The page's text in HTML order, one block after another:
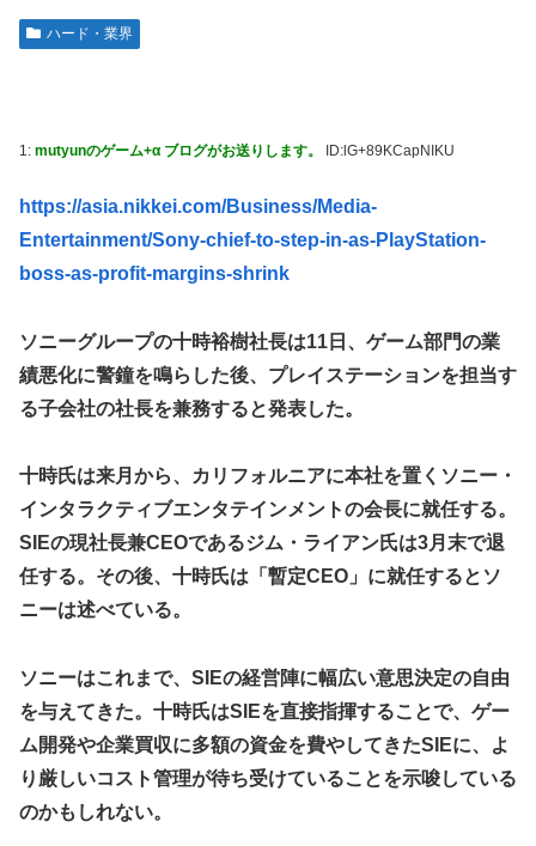
決定！最新の「発売日告知トレーラー」も公開！
実際『ゼルダ 時オカ』→『風タク』の時の空気感を知りた
【悲報】女さん、歩行者を轢いた挙句、道路に倒れてどえら
いことになってしまうw w w w w w w
海外「日本人はなんて気高いんだ！」 英高級紙も驚愕した
【画像】このLINEでなんで女が怒ってるのか分かんない奴
はモテない奴確定らしい←お前らは勿論わかるよ
な？？？？？？？
海外「日本なんて行くんじゃなかった…」 日本を知ってし
【艦これ】ひみつの通り道 他
LIAR GAME -ライアーゲーム- 第17話 感想：秋山さんの逆
転の策がバレちゃった！
しまうｗｗｗｗｗｗ
ものがふえてる…」
【悲報】人気プロゲーマーと結婚したグラドル、息子の「自
閉スペクトラム症」診断にショックで泣く
海外「全部日本の真似だったのか…」 日本の普通のテレビ
番組が最新SNSの数十年先を行っていたと話題に
【悲報画像】イキリたい年頃の中学生さん、和彫を入れて人
してしまう
【画像】スト6に彗星の如く現れたフィリピン人キャラが可
愛すぎると話題に！
か？
【悲報】『メイドインアビス』主題歌にVTuber起用→また
炎上 もう何回目だよ…
芸能人 「車の任意保険は強制にしろ、保険にも入れないヤ
ツは運転すんな！法律を改正しろ！！」
【J2第1節 鳥栖×甲府】鳥栖が好相性の甲府に2-0快勝で5年
ぶり開幕白星！田中雄大は古巣に恩返しPK弾
ハード・業界
1: mutyunのゲーム+α ブログがお送りします。 ID:lG+89KCapNIKU
https://asia.nikkei.com/Business/Media-
Entertainment/Sony-chief-to-step-in-as-PlayStation-
boss-as-profit-margins-shrink
ソニーグループの十時裕樹社長は11日、ゲーム部門の業
績悪化に警鐘を鳴らした後、プレイステーションを担当す
る子会社の社長を兼務すると発表した。
十時氏は来月から、カリフォルニアに本社を置くソニー・
インタラクティブエンタテインメントの会長に就任する。
SIEの現社長兼CEOであるジム・ライアン氏は3月末で退
任する。その後、十時氏は「暫定CEO」に就任するとソ
ニーは述べている。
ソニーはこれまで、SIEの経営陣に幅広い意思決定の自由
を与えてきた。十時氏はSIEを直接指揮することで、ゲー
ム開発や企業買収に多額の資金を費やしてきたSIEに、よ
り厳しいコスト管理が待ち受けていることを示唆している
のかもしれない。